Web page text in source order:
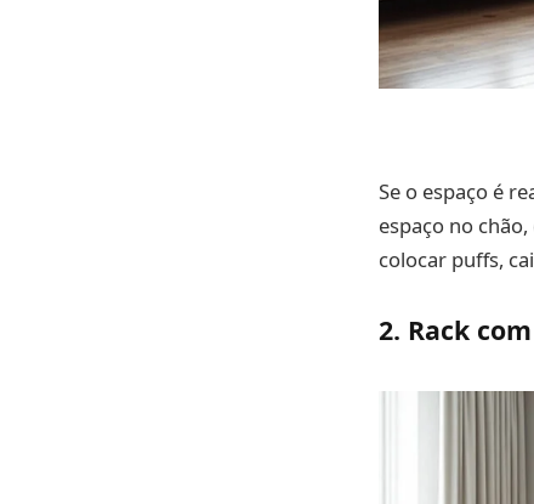
Se o espaço é
espaço no
colocar puffs,
2. Rack